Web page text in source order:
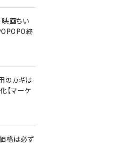
映画ちい
終
のカギは
【マーケ
格は必ず